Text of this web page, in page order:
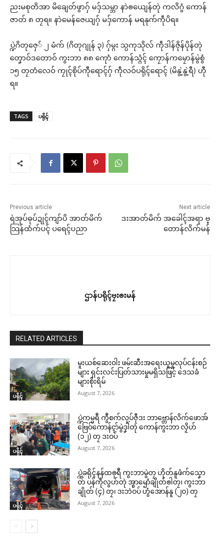
ညးမစုတိအာ မိချေတ်ဖွာဂှ် မဒှ်သမ္ဘာ နာဲၜယျေန်တုဲ ကလိဂွံ ကောန်
ဇာတ် ၈ တၠရ။ နာဲမေန်ဇေယျဂှ် မဒှ်ကောန် မရနုက်ကဵုပိရ။
ပ္ဍဲဂိတုဇှေ် ၂ မံက် (ဂိတုဂျုန် ၃) ဂှ်မ္ဂး သ္ပကုသိုလ် ကဵုဒါန်ဇိုန်ပိုန်တုဲ
တၞောဝ်ဒတောဝ် ကွးဘာ ၈၈ ကေုာံ ကောန်သ္ဂံၚ် ကၠောန်ကမၠောန်မွဲစွံ
၁၅ တၠတံလေဝ် ကၠုၚ်စိုပ်ကီုရောၚ်ဂှ် ကဵုလဝ်ပရိုၚ်ရောၚ် (မိနွဲ့နွဲ့ရီ) ဟီု
ရ။
TAGS ပရိုၚ်
Previous article
ရဲအုပ်ဓုပ်ဍုၚ်ကျာ်ပိ အာတ်မိက်
သြန်ထံက်ပၚ် ပရေၚ်ပညာ
Next article
ဒးအာတ်မိက် အခေါၚ်အရာ ဗ္
တောန်လိက်မန်
ဌာန်ပရိုၚ်ဗၠးၜးမန်
RELATED ARTICLES
ပရိုၚ်
မူးယစ်ဆေးဝါး ဖမ်းဆီးအရေးယူမှုလုပ်ငန်းစဉ်
များ ရှင်းလင်းပြတ်သားမှုမရှိသဖြင့် ဒေသခံ
များစိုးရိမ်
August 7, 2026
ပရိုၚ်
ပ္ဍဲကမ္မရဳ ကွဳစက်လုပ်ဇီုဒး ဘာဗ္တောန်လိက်ဖောအ်
ဗြေဝ်ကောန်ၚာ်မွဲဒၞါဲတုဲ ကောန်ကွးဘာ လၟိဟ်
(၁၂) တၠ ဒးဝပ်
August 7, 2026
ပရိုၚ်
ပ္ဍဲခရိုၚ်နန်ထၜုရဳ ကွးဘာမွဲတၠ ဟိုတ်နူဖံက်သၞော
တ် ပန်ကဵုလွဟ်တုဲ အ္စာၝောံချိုတ်ၜါတၠ၊ ကွးဘာ
ချိုတ် (၄) တၠ၊ ဒးဘဲဝပ် ဟွံအောန်နူ (၂၀) တၠ
August 7, 2026